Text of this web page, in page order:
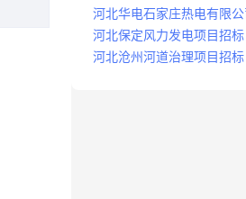
河北华电石家庄热电有限公
分场辅助运行项目招标公告
河北保定风力发电项目招标
河北沧州河道治理项目招标